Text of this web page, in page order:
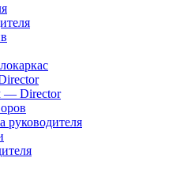
— Director
руководителя